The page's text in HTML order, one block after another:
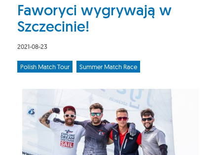
Faworyci wygrywają w
Szczecinie!
2021-08-23
Polish Match Tour Summer Match Race